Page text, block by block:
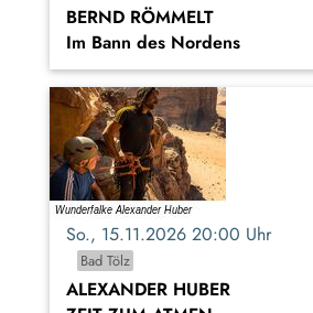
BERND RÖMMELT
Im Bann des Nordens
So., 15.11.2026 20:00 Uhr
Bad Tölz
ALEXANDER HUBER